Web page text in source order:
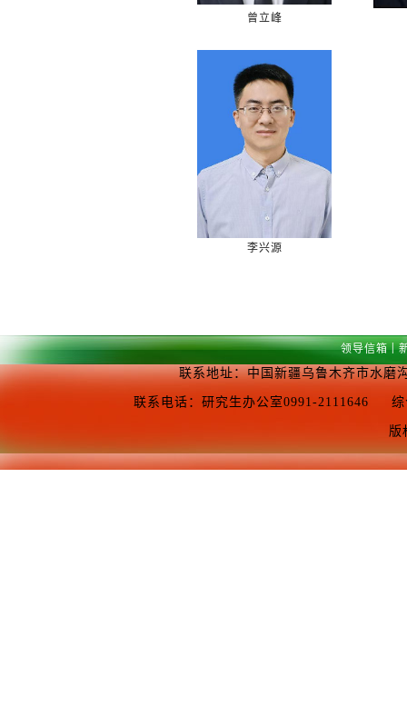
曾立峰
李兴源
领导信箱 |
联系地址：中国新疆乌鲁木齐市水
联系电话：研究生办公室0991-2111646
版